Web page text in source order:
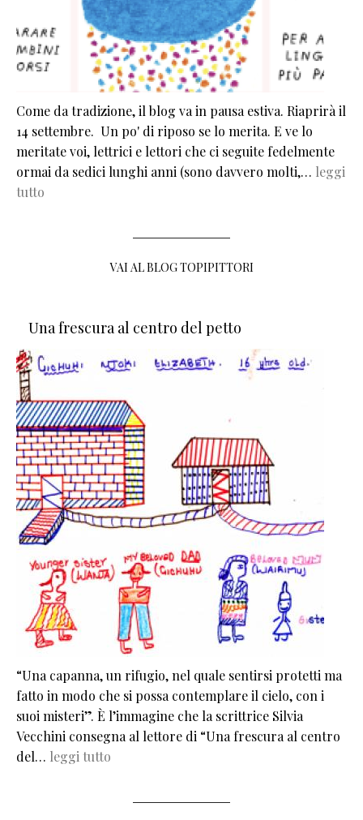
Come da tradizione, il blog va in pausa estiva. Riaprirà il
14 settembre. Un po' di riposo se lo merita. E ve lo
meritate voi, lettrici e lettori che ci seguite fedelmente
ormai da sedici lunghi anni (sono davvero molti,… leggi
tutto
VAI AL BLOG TOPIPITTORI
Una frescura al centro del petto
“Una capanna, un rifugio, nel quale sentirsi protetti ma
fatto in modo che si possa contemplare il cielo, con i
suoi misteri”. È l’immagine che la scrittrice Silvia
Vecchini consegna al lettore di “Una frescura al centro
del… leggi tutto